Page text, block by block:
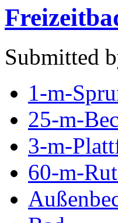
Submitted
1-m-
25-m-
3-m-
60-m-